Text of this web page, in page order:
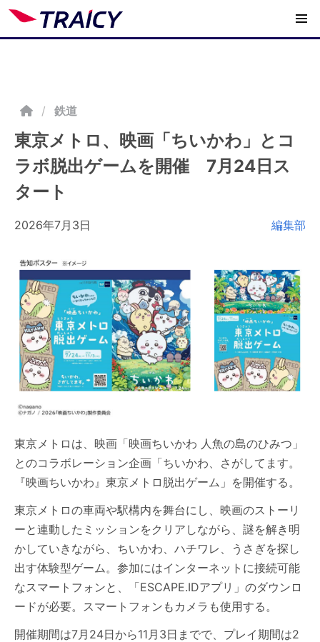
/ 鉄道
東京メトロ、映画「ちいかわ」とコ
ラボ脱出ゲームを開催 7月24日ス
タート
2026年7月3日 編集部
東京メトロは、映画「映画ちいかわ 人魚の島のひみつ」
とのコラボレーション企画「ちいかわ、さがしてます。
『映画ちいかわ』東京メトロ脱出ゲーム」を開催する。
東京メトロの車両や駅構内を舞台にし、映画のストーリ
ーと連動したミッションをクリアしながら、謎を解き明
かしていきながら、ちいかわ、ハチワレ、うさぎを探し
出す体験型ゲーム。参加にはインターネットに接続可能
なスマートフォンと、「ESCAPE.IDアプリ」のダウンロ
ードが必要。スマートフォンもカメラも使用する。
開催期間は7月24日から11月3日までで、プレイ期間は2